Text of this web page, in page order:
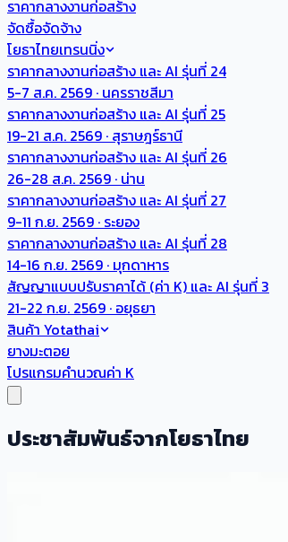
ราคากลางงานก่อสร้าง
จัดซื้อจัดจ้าง
โยธาไทยเทรนนิ่ง
ราคากลางงานก่อสร้าง และ AI รุ่นที่ 24
5-7 ส.ค. 2569 · นครราชสีมา
ราคากลางงานก่อสร้าง และ AI รุ่นที่ 25
19-21 ส.ค. 2569 · สุราษฎร์ธานี
ราคากลางงานก่อสร้าง และ AI รุ่นที่ 26
26-28 ส.ค. 2569 · น่าน
ราคากลางงานก่อสร้าง และ AI รุ่นที่ 27
9-11 ก.ย. 2569 · ระยอง
ราคากลางงานก่อสร้าง และ AI รุ่นที่ 28
14-16 ก.ย. 2569 · มุกดาหาร
สัญญาแบบปรับราคาได้ (ค่า K) และ AI รุ่นที่ 3
21-22 ก.ย. 2569 · อยุธยา
สินค้า Yotathai
ยางมะตอย
โปรแกรมคำนวณค่า K
ประชาสัมพันธ์จากโยธาไทย